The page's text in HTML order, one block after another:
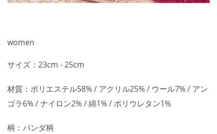
women
サイズ：23cm - 25cm
材質：ポリエステル58% / アクリル25% / ウール7% / アン
ゴラ6% / ナイロン2% / 綿1% / ポリウレタン1%
柄：パンダ柄